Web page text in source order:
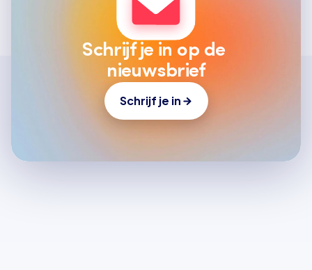
Schrijf je in op de
nieuwsbrief
Schrijf je in